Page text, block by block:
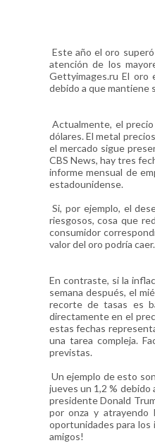
Este año el oro
atención de los
Gettyimages.ru El oro
debido a que mantiene
Actualmente, el
dólares. El metal
el mercado sigue
CBS News, hay tres
informe mensual de
estadounidense.
Si, por ejemplo, el
riesgosos, cosa que
consumidor
valor del oro podría caer.
En contraste, si la
semana después, el
recorte de tasas es
directamente en el
estas fechas
una tarea compleja.
previstas.
Un ejemplo de esto
jueves un 1,2 %
presidente Donald
por onza y atrayendo
oportunidades para los
amigos!